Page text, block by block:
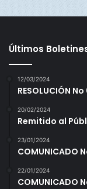
de desayunar, se
disposición todos
Se hará un
pensando en
Últimos
12/03/2024
RESOLUCIÓN
20/02/2024
Remitido al
23/01/2024
COMUNICADO
22/01/2024
COMUNICADO